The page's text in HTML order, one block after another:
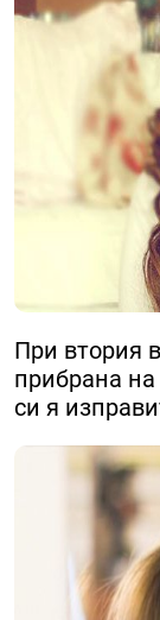
При втория
прибрана
си я